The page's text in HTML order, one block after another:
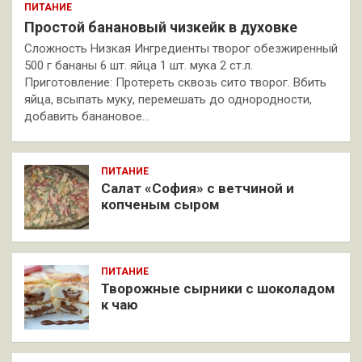
ПИТАНИЕ
Простой банановый чизкейк в духовке
Сложность Низкая Ингредиенты творог обезжиренный
500 г бананы 6 шт. яйца 1 шт. мука 2 ст.л.
Приготовление: Протереть сквозь сито творог. Вбить
яйца, всыпать муку, перемешать до однородности,
добавить банановое…
ПИТАНИЕ
Салат «София» с ветчиной и
копченым сыром
ПИТАНИЕ
Творожные сырники с шоколадом
к чаю